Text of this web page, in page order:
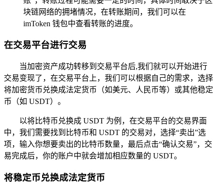
块链网络的拥堵情况，在转账期间，我们可以在
imToken 钱包中查看转账的进度。
在交易平台进行交易
当加密资产成功转移到交易平台后,我们就可以开始进行
交易变现了，在交易平台上，我们可以根据自己的需求，选择
将加密货币兑换成法定货币（如美元、人民币等）或其他稳定
币（如 USDT）。
以将比特币兑换成 USDT 为例，在交易平台的交易界面
中，我们需要找到比特币和 USDT 的交易对，选择“卖出”选
项，输入你想要卖出的比特币数量，最后点击“确认交易”，交
易完成后，你的账户中就会增加相应数量的 USDT。
将稳定币兑换成法定货币